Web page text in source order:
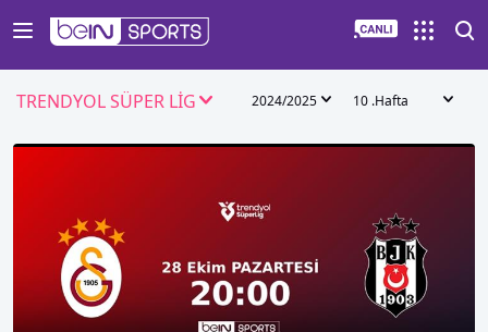
TRENDYOL SÜPER LİG 2024/2025 10 .Hafta